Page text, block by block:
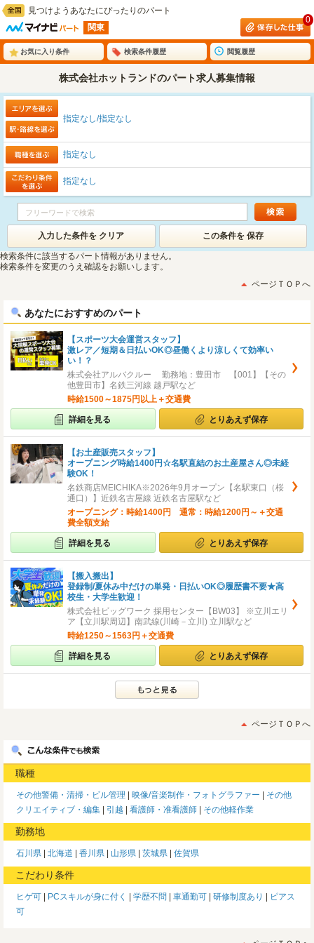
見つけようあなたにぴったりのパート
関東
0
お気に入り条件 検索条件履歴 閲覧履歴
株式会社ホットランドのパート求人募集情報
指定なし/指定なし
指定なし
指定なし
入力した条件を クリア この条件を 保存
検索条件に該当するパート情報がありません。
検索条件を変更のうえ確認をお願いします。
ページＴＯＰへ
あなたにおすすめのパート
【スポーツ大会運営スタッフ】
激レア／短期＆日払いOK◎昼働くより涼しくて効率い
い！？
株式会社アルバクルー 勤務地：豊田市 【001】【その
他豊田市】名鉄三河線 越戸駅など
時給1500～1875円以上＋交通費
詳細を見る とりあえず保存
【お土産販売スタッフ】
オープニング時給1400円☆名駅直結のお土産屋さん◎未経
験OK！
名鉄商店MEICHIKA※2026年9月オープン【名駅東口（桜
通口）】近鉄名古屋線 近鉄名古屋駅など
オープニング：時給1400円 通常：時給1200円～＋交通
費全額支給
詳細を見る とりあえず保存
【搬入搬出】
登録制/夏休み中だけの単発・日払いOK◎履歴書不要★高
校生・大学生歓迎！
株式会社ビッグワーク 採用センター【BW03】 ※立川エリ
ア【立川駅周辺】南武線(川崎－立川) 立川駅など
時給1250～1563円＋交通費
詳細を見る とりあえず保存
ページＴＯＰへ
職種
その他警備・清掃・ビル管理 映像/音楽制作・フォトグラファー
その他
クリエイティブ・編集
引越 看護師・准看護師 その他軽作業
勤務地
石川県 北海道 香川県 山形県 茨城県 佐賀県
こだわり条件
ヒゲ可 PCスキルが身に付く 学歴不問 車通勤可 研修制度あり
ピアス
可